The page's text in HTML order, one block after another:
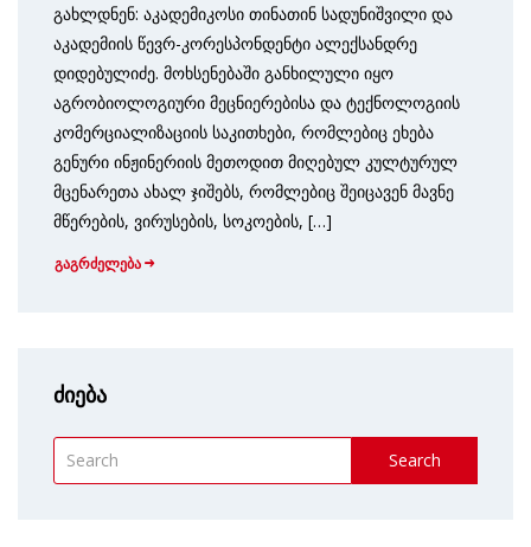
გახლდნენ: აკადემიკოსი თინათინ სადუნიშვილი და
აკადემიის წევრ-კორესპონდენტი ალექსანდრე
დიდებულიძე. მოხსენებაში განხილული იყო
აგრობიოლოგიური მეცნიერებისა და ტექნოლოგიის
კომერციალიზაციის საკითხები, რომლებიც ეხება
გენური ინჟინერიის მეთოდით მიღებულ კულტურულ
მცენარეთა ახალ ჯიშებს, რომლებიც შეიცავენ მავნე
მწერების, ვირუსების, სოკოების, […]
გაგრძელება
ძიება
Search